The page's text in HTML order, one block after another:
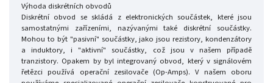
Výhoda diskrétních obvodů
Diskrétní obvod se skládá z elektronických součástek, které jsou
samostatnými zařízeními, nazývanými také diskrétní součástky.
Mohou to být "pasivní" součástky, jako jsou rezistory, kondenzátory
a induktory, i "aktivní" součástky, což jsou v našem případě
tranzistory. Opakem by byl integrovaný obvod, který v signálovém
řetězci používá operační zesilovače (Op-Amps). V našem oboru